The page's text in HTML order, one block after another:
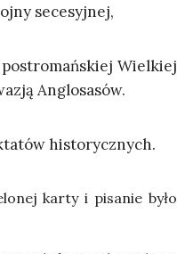
secesyjnej,
Wiel­kiej
Anglosasów.
historycznych.
kar­ty i pisa­nie było